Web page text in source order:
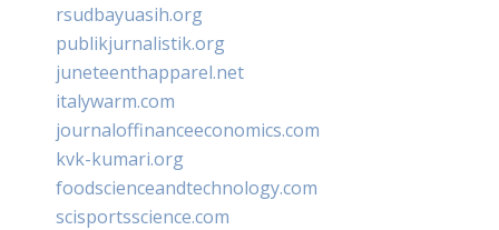
rsudbayuasih.org
publikjurnalistik.org
juneteenthapparel.net
italywarm.com
journaloffinanceeconomics.com
kvk-kumari.org
foodscienceandtechnology.com
scisportsscience.com